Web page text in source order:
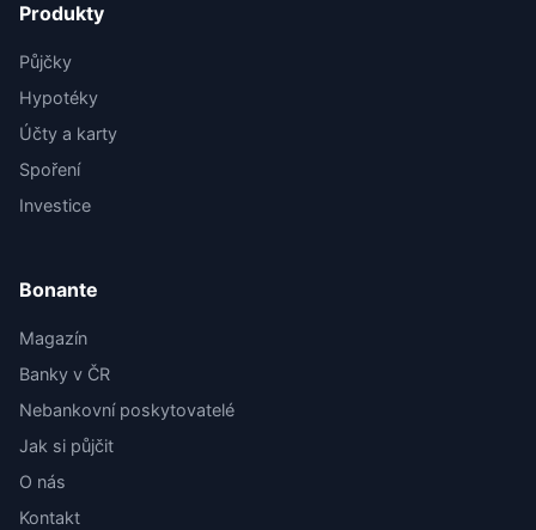
Produkty
Půjčky
Hypotéky
Účty a karty
Spoření
Investice
Bonante
Magazín
Banky v ČR
Nebankovní poskytovatelé
Jak si půjčit
O nás
Kontakt